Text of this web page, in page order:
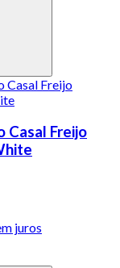
Casal Freijo
juros